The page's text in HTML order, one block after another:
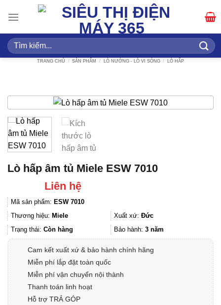
qua
dung
Tìm
kiếm:
TRANG CHỦ / SẢN PHẨM / LÒ NƯỚNG - LÒ VI SÓNG / LÒ HẤP
Lò hấp âm tủ Miele ESW 7010
Liên hệ
Mã sản phẩm: ESW 7010
Thương hiệu: Miele Xuất xứ: Đức
Trạng thái: Còn hàng Bảo hành: 3 năm
Cam kết xuất xứ & bảo hành chính hãng
Miễn phí lắp đặt toàn quốc
Miễn phí vận chuyển nội thành
Thanh toán linh hoạt
Hỗ trợ TRẢ GÓP